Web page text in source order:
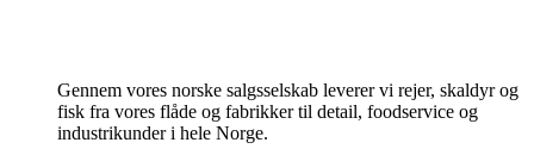
Gennem vores norske salgsselskab leverer vi rejer, skaldyr og
fisk fra vores flåde og fabrikker til detail, foodservice og
industrikunder i hele Norge.